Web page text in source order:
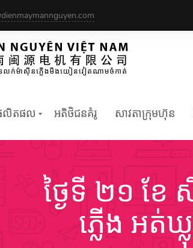
ផលិតផល អតិថិជនគំរូ សាវតាក្រុមហ៊ុន
ថ្ងៃទី ២១ ខ
ភ្លើង អត់